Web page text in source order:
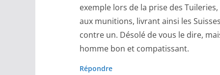
exemple lors de la prise des
aux munitions, livrant ainsi les
contre un. Désolé de vous le dire,
homme bon et compatissant.
Répondre